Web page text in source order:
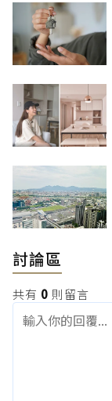
討論區
共有 0 則留言